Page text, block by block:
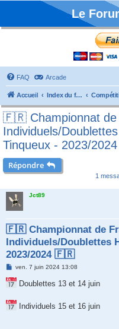
Le
FAQ Arcade
Accueil Index du forum
🇫🇷 Championnat de
Individuels/
Tinqueux - 2023/
Répondre
1
Jct89
🇫🇷 Championnat de
Individuels/Doublettes
2023/2024 🇫🇷
M
s
s
g
e
ven. 7 juin 2024 13:08
Doublettes 13 et 14 juin
Individuels 15 et 16 juin